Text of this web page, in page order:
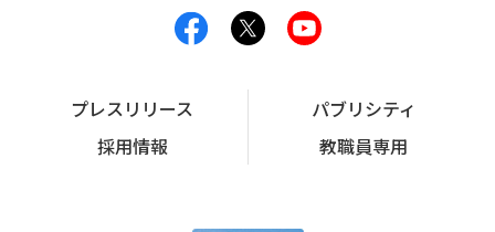
プレスリリース
パブリシティ
採用情報
教職員専用